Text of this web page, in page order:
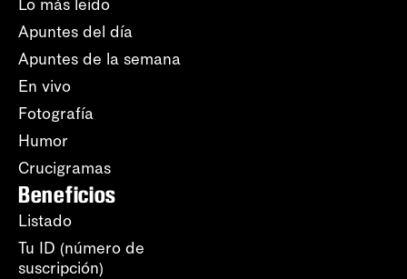
Lo más leído
Apuntes del día
Apuntes de la semana
En vivo
Fotografía
Humor
Crucigramas
Beneficios
Listado
Tu ID (número de
suscripción)